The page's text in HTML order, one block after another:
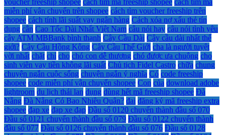
miễn phí vận chuyển trên shopee cách tìm voucher freeship trên
shopee cách tính lãi suất vay ngân hàng Cách xóa nợ xấu thẻ tín
dụng cân Cao Tốc Dài Nhất Việt Nam câu nói hay câu nói tình yêu
cây ATM MBBank bình thạnh Cây Cầu Dài Cây cầu dài nhất thế
giới? Cây Cầu Hồng Kông Cây Cầu Thế Giới cha là người tuyệt
vời nhất chặt chỉ cho chó con dễ thương chó được ưa chuộng cho
sinh viên vay tiền không lãi suất Chủ tịch Fidel Castro chữa chung
chuyện ngắn cuộc sống chuyện ngắn ý nghĩa Có code freeship
shopee code miễn phí vận chuyển shopee Con của download adobe
lightroom du lịch thái lan dụng dùng hết mã freeship shopee Đà
Nẵng Đà Nẵng Có Bao Nhiêu Quận? đai đăng ký mã freeship extra
shopee đạp xe đạp xe đạp Đầu số 0120 chuyển thành đầu số 070
Đầu số 0121 chuyển thành đầu số 079 Đầu số 0122 chuyển thành
đầu số 077 Đầu số 0126 chuyển thành đầu số 076 Đầu số 0128